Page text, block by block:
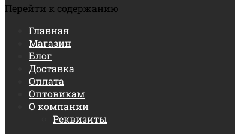
Перейти к содержанию
Главная
Магазин
Блог
Доставка
Оплата
Оптовикам
О компании
Реквизиты